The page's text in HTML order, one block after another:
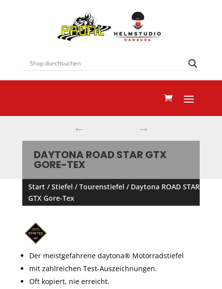
← →
DAYTONA ROAD STAR GTX
GORE-TEX
Start /Stiefel /Tourenstiefel / Daytona ROAD STAR
GTX Gore-Tex
Der meistgefahrene daytona® Motorradstiefel
mit zahlreichen Test-Auszeichnungen.
Oft kopiert, nie erreicht.